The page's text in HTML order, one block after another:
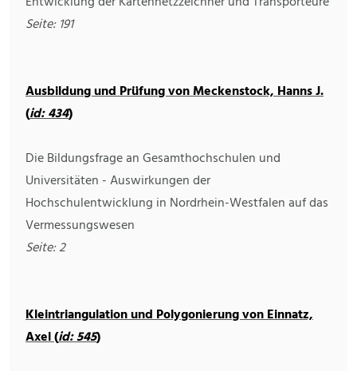
Seite: 191
Ausbildung und Prüfung von Meckenstock, Hanns J.
(id: 434)
Die Bildungsfrage an Gesamthochschulen und
Universitäten - Auswirkungen der
Hochschulentwicklung in Nordrhein-Westfalen auf das
Vermessungswesen
Seite: 2
Kleintriangulation und Polygonierung von Einnatz,
Axel (id: 545)